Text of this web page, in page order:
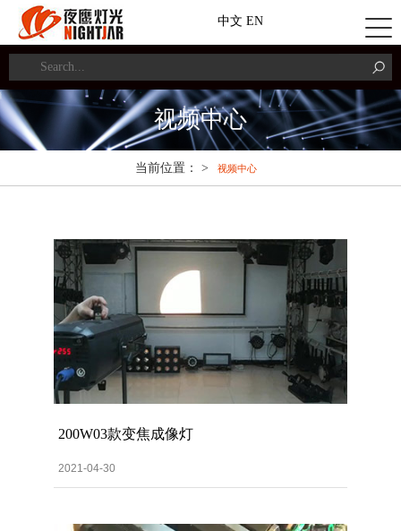
中文 EN
视频中心
当前位置： > 视频中心
200W03款变焦成像灯
2021-04-30